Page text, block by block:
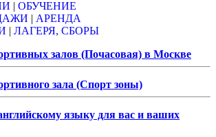
| ОБУЧЕНИЕ
| АРЕНДА
| ЛАГЕРЯ, СБОРЫ
залов (Почасовая) в Москве
зала (Спорт зоны)
языку для вас и ваших